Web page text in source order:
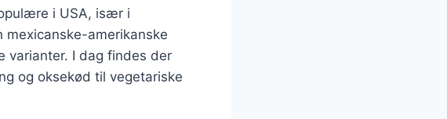
i USA, især i
amerikanske
varianter. I dag findes der
og oksekød til vegetariske